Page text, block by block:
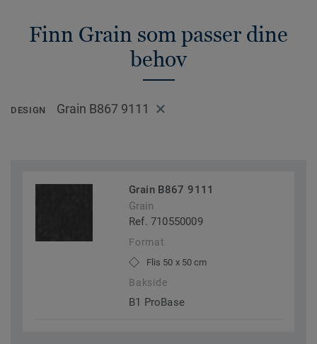
Finn Grain som passer dine
behov
DESIGN Grain B867 9111
Grain B867 9111
Grain
Ref. 710550009
Format
Flis 50 x 50 cm
Bakside
B1 ProBase